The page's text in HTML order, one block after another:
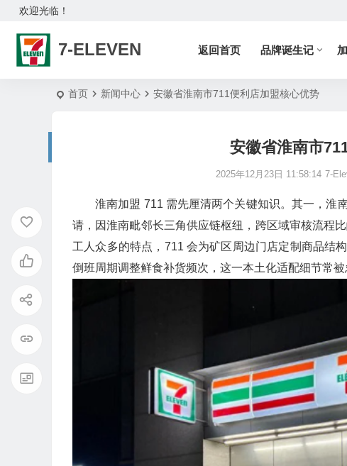
欢迎光临！
7-ELEVEN 返回首页 品牌诞生记
首页 新闻中心 安徽省淮南市711便利店加盟核心优势
安徽省淮南市
2025年12月23日 11:58:14 7-
淮南加盟 711 需先厘清两个关键知识。其一，淮
请，因淮南毗邻长三角供应链枢纽，跨区域审核流程
工人众多的特点，711 会为矿区周边门店定制商品结
倒班周期调整鲜食补货频次，这一本土化适配细节常被